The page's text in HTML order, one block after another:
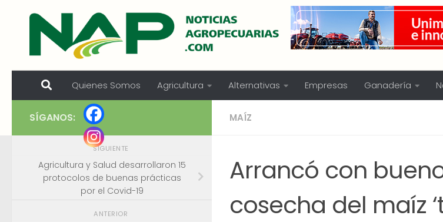
Skip to content
Quienes Somos Agricultura Alternativas Empresas Ganadería
MAÍZ
Arrancó con
cosecha del maíz
SÍGANOS:
SIGUIENTE
Agricultura y Salud desarrollaron 15
protocolos de buenas prácticas
por el Covid-19
ANTERIOR